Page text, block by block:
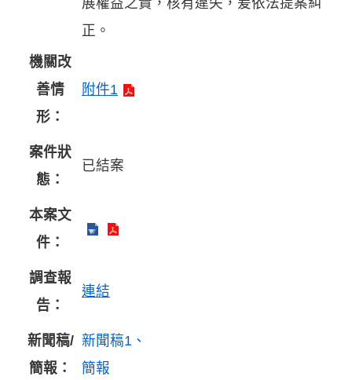
展權益之責，核有違失，爰依法提案糾
正。
機關改
善情
形：
附件1
案件狀
態：
已結案
本案文
件：
調查報
告：
連結
新聞稿/
簡報：
新聞稿1
簡報